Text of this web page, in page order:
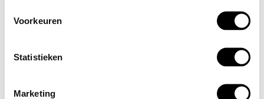
Voorkeuren
Statistieken
Marketing